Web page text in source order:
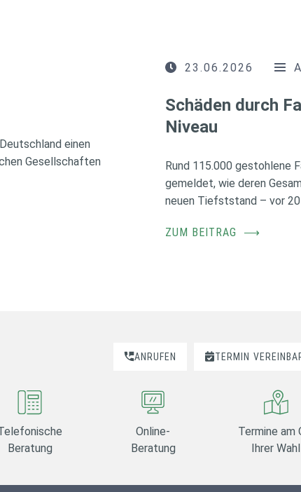
einen
Gesellschaften
23.06.2026
Schäden durch
Niveau
Rund 115.000 gestohlene
gemeldet, wie deren
neuen Tiefststand – vor
ZUM BEITRAG ⟶
ANRUFEN TERMIN
Beratung
Online-
Beratung
Termine am
Ihrer Wahl